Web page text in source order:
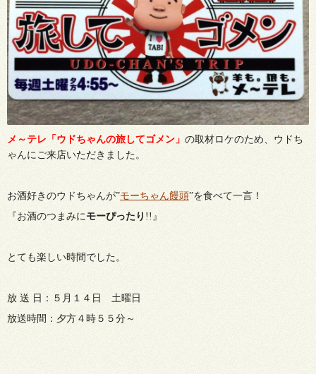
メ～テレ「ウドちゃんの旅してゴメン」 の取材ロケのため、ウドち
ゃんにご来店いただきました。
お酒好きのウドちゃんが”モーちゃん饅頭”を食べて一言！
『お酒のつまみに モーぴったり !!』
とても楽しい時間でした。
放 送 日：５月１４日 土曜日
放送時間：夕方４時５５分～